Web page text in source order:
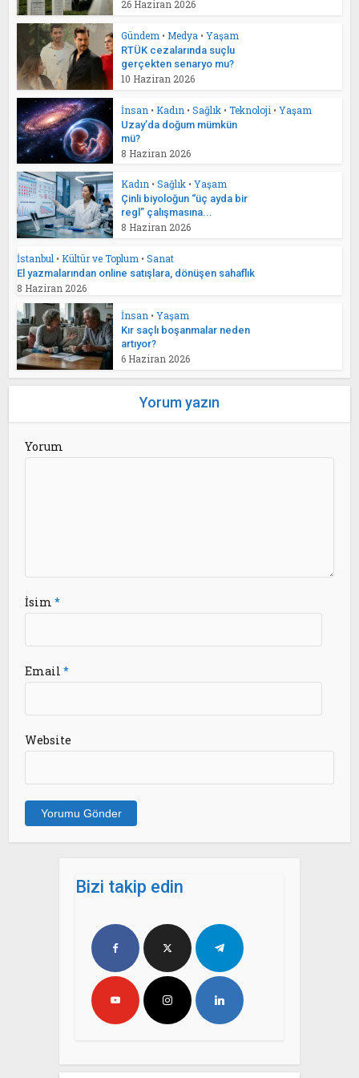
26 Haziran 2026
Gündem • Medya • Yaşam
RTÜK cezalarında suçlu
gerçekten senaryo mu?
10 Haziran 2026
İnsan • Kadın • Sağlık • Teknoloji • Yaşam
Uzay’da doğum mümkün
mü?
8 Haziran 2026
Kadın • Sağlık • Yaşam
Çinli biyoloğun “üç ayda bir
regl” çalışmasına...
8 Haziran 2026
İstanbul • Kültür ve Toplum • Sanat
El yazmalarından online satışlara, dönüşen sahaflık
8 Haziran 2026
İnsan • Yaşam
Kır saçlı boşanmalar neden
artıyor?
6 Haziran 2026
Yorum yazın
Yorum
İsim*
Email*
Website
Bizi takip edin